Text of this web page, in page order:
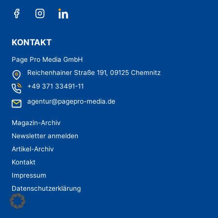
KONTAKT
Page Pro Media GmbH
Reichenhainer Straße 191, 09125 Chemnitz
+49 371 33491-11
agentur@pagepro-media.de
Magazin-Archiv
Newsletter anmelden
Artikel-Archiv
Kontakt
Impressum
Datenschutzerklärung